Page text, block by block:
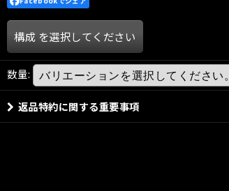
構成 を選択してください
数量:
返品特約に関する重要事項